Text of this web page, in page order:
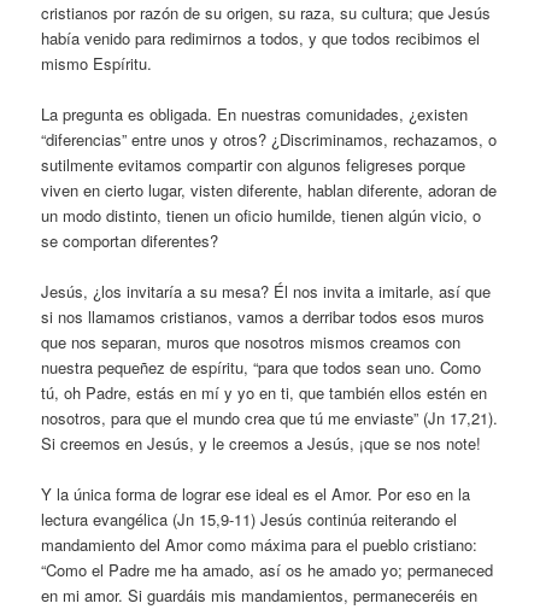
cristianos por razón de su origen, su raza, su cultura; que Jesús
había venido para redimirnos a todos, y que todos recibimos el
mismo Espíritu.
La pregunta es obligada. En nuestras comunidades, ¿existen
“diferencias” entre unos y otros? ¿Discriminamos, rechazamos, o
sutilmente evitamos compartir con algunos feligreses porque
viven en cierto lugar, visten diferente, hablan diferente, adoran de
un modo distinto, tienen un oficio humilde, tienen algún vicio, o
se comportan diferentes?
Jesús, ¿los invitaría a su mesa? Él nos invita a imitarle, así que
si nos llamamos cristianos, vamos a derribar todos esos muros
que nos separan, muros que nosotros mismos creamos con
nuestra pequeñez de espíritu, “para que todos sean uno. Como
tú, oh Padre, estás en mí y yo en ti, que también ellos estén en
nosotros, para que el mundo crea que tú me enviaste” (Jn 17,21).
Si creemos en Jesús, y le creemos a Jesús, ¡que se nos note!
Y la única forma de lograr ese ideal es el Amor. Por eso en la
lectura evangélica (Jn 15,9-11) Jesús continúa reiterando el
mandamiento del Amor como máxima para el pueblo cristiano:
“Como el Padre me ha amado, así os he amado yo; permaneced
en mi amor. Si guardáis mis mandamientos, permaneceréis en